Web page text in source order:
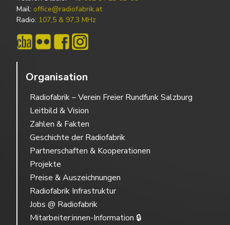
Mail: office@radiofabrik.at
Radio: 107,5 & 97,3 MHz
Organisation
Radiofabrik – Verein Freier Rundfunk Salzburg
Leitbild & Vision
Zahlen & Fakten
Geschichte der Radiofabrik
Partnerschaften & Kooperationen
Projekte
Preise & Auszeichnungen
Radiofabrik Infrastruktur
Jobs @ Radiofabrik
Mitarbeiter:innen-Information 🔒